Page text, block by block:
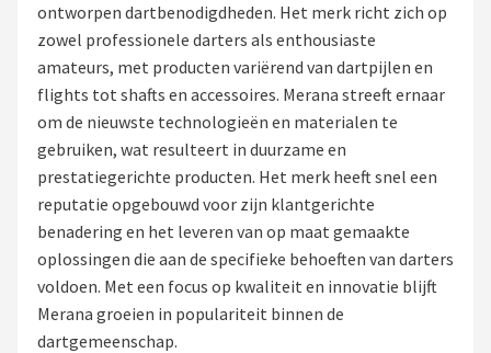
Dartspelers
Toernooien
Spelregels
Uitgooilijst
Dartshop
Target
ontworpen dartbenodigdheden. Het merk richt zich op
zowel professionele darters als enthousiaste
amateurs, met producten variërend van dartpijlen en
flights tot shafts en accessoires. Merana streeft ernaar
om de nieuwste technologieën en materialen te
gebruiken, wat resulteert in duurzame en
prestatiegerichte producten. Het merk heeft snel een
reputatie opgebouwd voor zijn klantgerichte
benadering en het leveren van op maat gemaakte
oplossingen die aan de specifieke behoeften van darters
voldoen. Met een focus op kwaliteit en innovatie blijft
Merana groeien in populariteit binnen de
dartgemeenschap.